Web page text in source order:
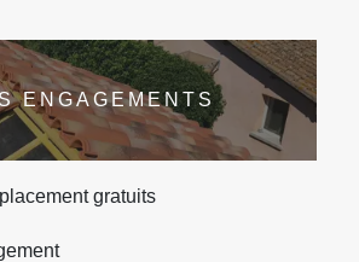
ENGAGEMENTS
gratuits